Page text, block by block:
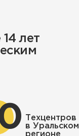
лет
Техцентров
в Уральском
регионе